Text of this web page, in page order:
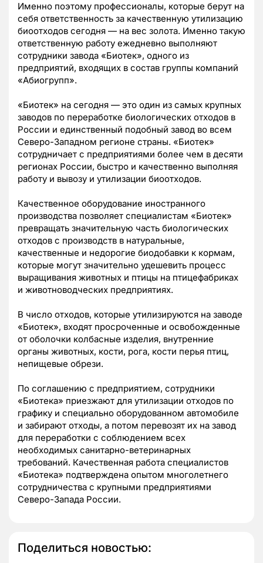
Именно поэтому профессионалы, которые берут на
себя ответственность за качественную утилизацию
биоотходов сегодня — на вес золота. Именно такую
ответственную работу ежедневно выполняют
сотрудники завода «Биотек», одного из
предприятий, входящих в состав группы компаний
«Абиогрупп».
«Биотек» на сегодня — это один из самых крупных
заводов по переработке биологических отходов в
России и единственный подобный завод во всем
Северо-Западном регионе страны. «Биотек»
сотрудничает с предприятиями более чем в десяти
регионах России, быстро и качественно выполняя
работу и вывозу и утилизации биоотходов.
Качественное оборудование иностранного
производства позволяет специалистам «Биотек»
превращать значительную часть биологических
отходов с производств в натуральные,
качественные и недорогие биодобавки к кормам,
которые могут значительно удешевить процесс
выращивания животных и птицы на птицефабриках
и животноводческих предприятиях.
В число отходов, которые утилизируются на заводе
«Биотек», входят просроченные и освобожденные
от оболочки колбасные изделия, внутренние
органы животных, кости, рога, кости перья птиц,
непищевые обрези.
По соглашению с предприятием, сотрудники
«Биотека» приезжают для утилизации отходов по
графику и специально оборудованном автомобиле
и забирают отходы, а потом перевозят их на завод
для переработки с соблюдением всех
необходимых санитарно-ветеринарных
требований. Качественная работа специалистов
«Биотека» подтверждена опытом многолетнего
сотрудничества с крупными предприятиями
Северо-Запада России.
Поделиться новостью: